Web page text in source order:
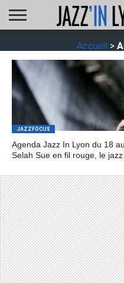
FESTIVAL
VIDÉO
JAZZ
JAZZFOCUS
JAZZAGENDA
JAZZSHOP
ENTRETIEN
OPUS Accueil >
JAZZFOCUS
Agenda Jazz In Lyon du 18
Selah Sue en fil rouge, le